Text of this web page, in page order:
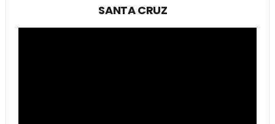
SANTA CRUZ